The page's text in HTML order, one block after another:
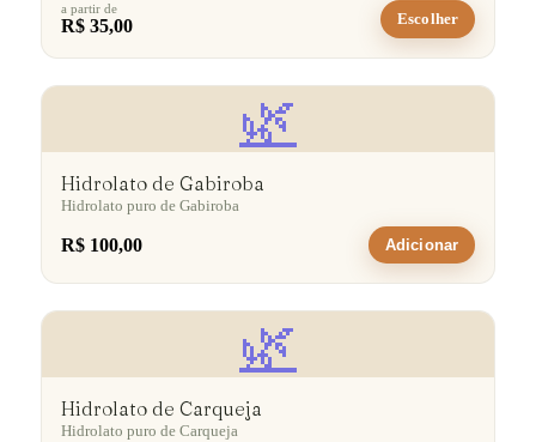
a partir de
R$ 35,00 Escolher
🌿
Hidrolato de Gabiroba
Hidrolato puro de Gabiroba
R$ 100,00 Adicionar
🌿
Hidrolato de Carqueja
Hidrolato puro de Carqueja